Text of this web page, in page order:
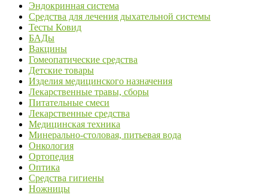
Эндокринная система
Средства для лечения дыхательной системы
Тесты Ковид
БАДы
Вакцины
Гомеопатические средства
Детские товары
Изделия медицинского назначения
Лекарственные травы, сборы
Питательные смеси
Лекарственные средства
Медицинская техника
Минерально-столовая, питьевая вода
Онкология
Ортопедия
Оптика
Средства гигиены
Ножницы